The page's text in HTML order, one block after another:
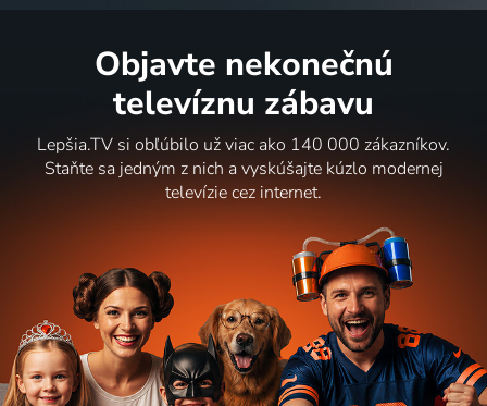
Objavte nekonečnú
televíznu zábavu
Lepšia.TV si obľúbilo už viac ako 140 000 zákazníkov.
Staňte sa jedným z nich a vyskúšajte kúzlo modernej
televízie cez internet.